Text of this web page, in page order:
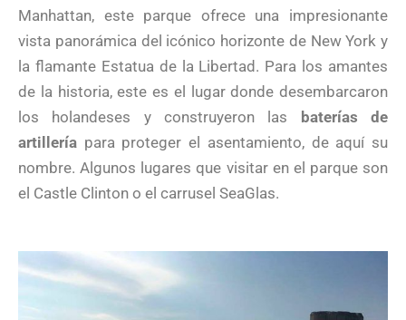
Manhattan, este parque ofrece una impresionante
vista panorámica del icónico horizonte de New York y
la flamante Estatua de la Libertad. Para los amantes
de la historia, este es el lugar donde desembarcaron
los holandeses y construyeron las baterías de
artillería para proteger el asentamiento, de aquí su
nombre. Algunos lugares que visitar en el parque son
el Castle Clinton o el carrusel SeaGlas.